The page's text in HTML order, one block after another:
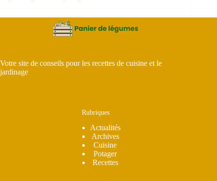
Votre site de conseils pour les recettes de cuisine et le
jardinage
Rubriques
Actualités
Archives
Cuisine
Potager
Recettes